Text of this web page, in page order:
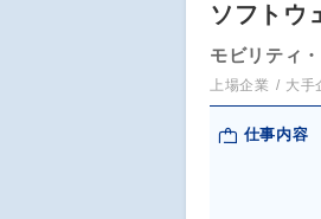
ソフトウ
モビリティ
上場企業 大手
仕事内容